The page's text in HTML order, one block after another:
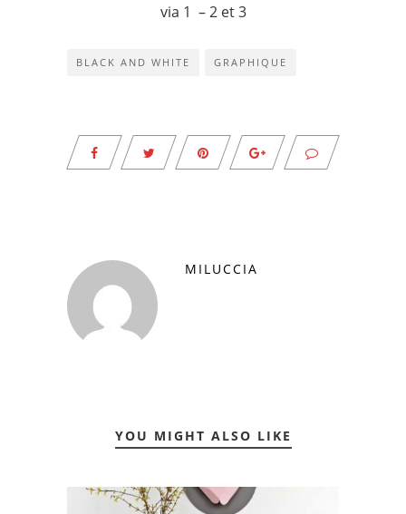
via 1 –2 et 3
BLACK AND WHITE GRAPHIQUE
MILUCCIA
YOU MIGHT ALSO LIKE